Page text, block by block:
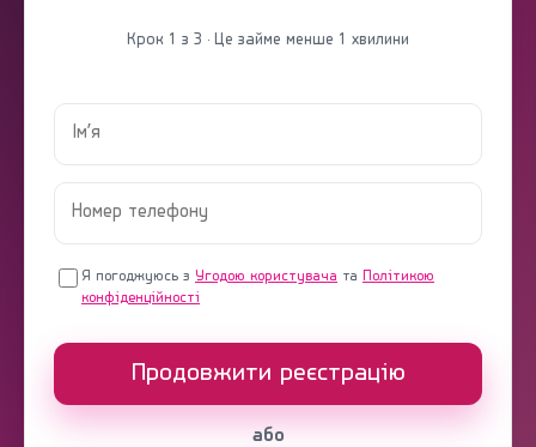
Крок 1 з 3 · Це займе менше 1 хвилини
Я погоджуюсь з Угодою користувача та Політикою
конфіденційності
Продовжити реєстрацію
або